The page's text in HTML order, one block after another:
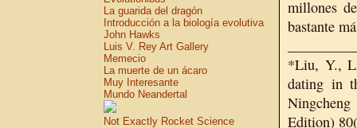
La guarida del dragón
Introducción a la biología evolutiva
John Hawks
Luis V. Rey Art Gallery
Memecio
La muerte de un ácaro
Muy Interesante
Mundo Neandertal
Not Exactly Rocket Science
millones
bastante
*Liu, Y.,
dating in
Edition)